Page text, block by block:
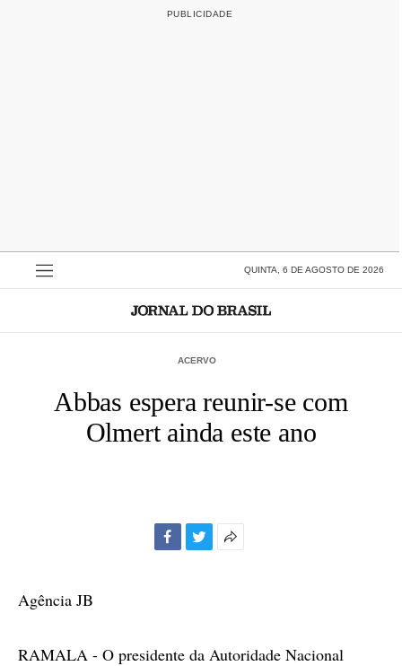
QUINTA, 6 DE AGOSTO DE 2026
ACERVO
Abbas espera reunir-se com
Olmert ainda este ano
Agência JB
RAMALA - O presidente da Autoridade Nacional